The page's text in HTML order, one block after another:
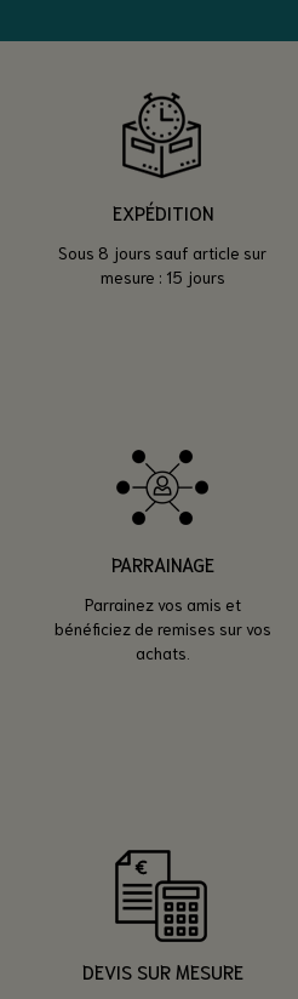
EXPÉDITION
Sous 8 jours sauf article sur
mesure : 15 jours
PARRAINAGE
Parrainez vos amis et
bénéficiez de remises sur vos
achats.
DEVIS SUR MESURE